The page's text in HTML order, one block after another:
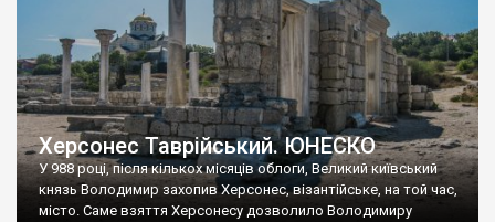
Херсонес Таврійський. ЮНЕСКО
У 988 році, після кількох місяців облоги, Великий київський
князь Володимир захопив Херсонес, візантійське, на той час,
місто. Саме взяття Херсонесу дозволило Володимиру